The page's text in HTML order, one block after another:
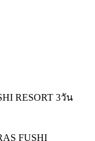
RESORT 3วัน